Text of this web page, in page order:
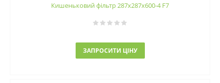
Кишеньковий фільтр 287х287х600-4 F7
ЗАПРОСИТИ ЦІНУ